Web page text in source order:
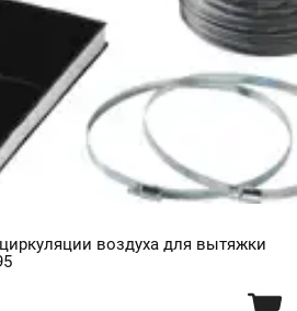
воздуха для вытяжки